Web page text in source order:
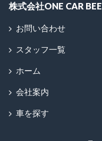
株式会社ONE CAR BEE
お問い合わせ
スタッフ一覧
ホーム
会社案内
車を探す